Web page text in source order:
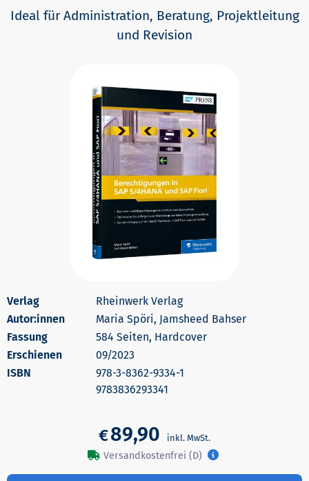
Ideal für Administration, Beratung, Projektleitung
und Revision
Rheinwerk Verlag
Autor:innen
Maria Spöri, Jamsheed Bahser
584 Seiten, Hardcover
Erschienen
09/2023
978-3-8362-9334-1
9783836293341
€89,90
Versandkostenfrei (D)